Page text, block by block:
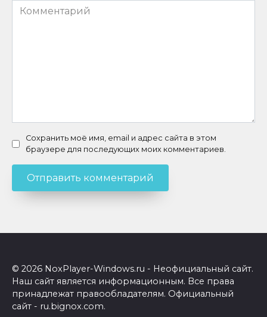
Комментарий
Сохранить моё имя, email и адрес сайта в этом
браузере для последующих моих комментариев.
© 2026 NoxPlayer-Windows.ru - Неофициальный сайт.
Наш сайт является информационным. Все права
принадлежат правообладателям. Официальный
сайт - ru.bignox.com.